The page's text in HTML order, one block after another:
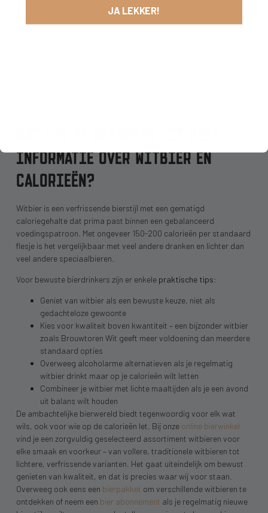
enzymen die meer suikers omzetten in alcohol, waarna de alcohol
gedeeltelijk wordt verwijderd. Het resultaat is een lager gehalte
INFORMATIE OVER WITBIER EN
CALORIEËN?
Witbier is een verfrissende bierstijl met een gematigd
caloriegehalte dat prima past binnen een gebalanceerd
voedingspatroon. Met ongeveer 150-200 calorieën per standaard
flesje is het vergelijkbaar met veel andere dranken en lichter dan
veel andere speciaalbieren.
Voor bewuste bierdrinkers zijn er enkele praktische tips:
Geniet van witbier als een bewuste keuze, niet als
gedachteloze gewoonte
Kies voor kwaliteit boven kwantiteit – een bijzonder witbier
zoals Brouwtoren Wit geeft meer voldoening dan meerdere
standaard opties
Overweeg alcoholarme alternatieven als je regelmatig
witbier drinkt maar op je calorieën wilt letten
Combineer je witbier met lichte maaltijden als je een avond
uit balans wilt houden
De ambachtelijke bierwereld biedt tegenwoordig voor elk wat
wils, ook voor wie op de calorieën let. Bij onze online bierwinkel
vind je een zorgvuldig geselecteerd assortiment witbieren voor
elke smaak en voorkeur – van vollere, traditionele witbieren tot
lichtere, verfrissende varianten. Het gaat uiteindelijk om bewust
genieten van kwaliteit, en dat is precies waar wij voor staan.
Overweeg ook eens een bierpakket om verschillende witbieren te
ontdekken of neem een bier abonnement als je regelmatig nieuwe
JA LEKKER!